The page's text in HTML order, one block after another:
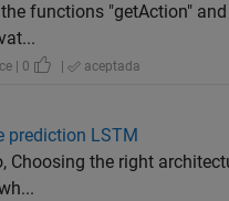
the functions "getAction"
| 0 | aceptada
prediction LSTM
Choosing the right